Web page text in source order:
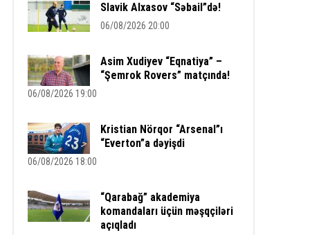
Slavik Alxasov “Səbail”də!
06/08/2026 20:00
Asim Xudiyev “Eqnatiya” –
“Şemrok Rovers” matçında!
06/08/2026 19:00
Kristian Nörqor “Arsenal”ı
“Everton”a dəyişdi
06/08/2026 18:00
“Qarabağ” akademiya
komandaları üçün məşqçiləri
açıqladı